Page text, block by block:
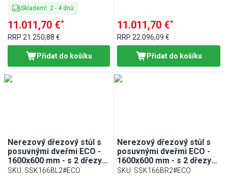
Skladem!: 2- 4 dnů
11.011,70 €*
RRP 21.250,88 €
Přidat do košíku
11.011,70 €*
RRP22.096,09 €
Přidat do košíku
Nerezový dřezový stůl s
posuvnými dveřmi ECO -
1600x600 mm - s 2 dřezy
vlevo
SKU: SSK166BL2#ECO
Nerezový dřezový stůl s
posuvnými dveřmi ECO -
1600x600 mm - s 2 dřezy
vpravo
SKU: SSK166BR2#ECO